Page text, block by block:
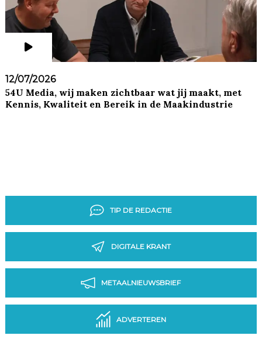
12/07/2026
54U Media, wij maken zichtbaar wat jij maakt, met
Kennis, Kwaliteit en Bereik in de Maakindustrie
TIP DE REDACTIE
DIGITALE KRANT
METAALNIEUWSBRIEF
ADVERTEREN